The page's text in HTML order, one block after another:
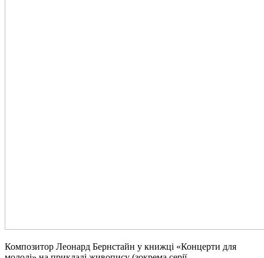
Композитор Леонард Бернстайн у книжці «Концерти для